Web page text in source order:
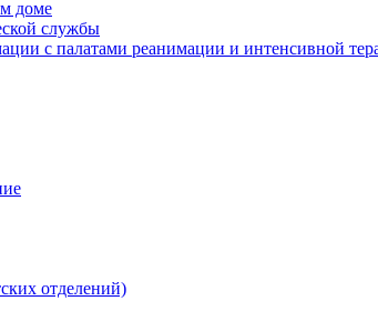
доме
службы
с палатами реанимации и интенсивной
отделений)